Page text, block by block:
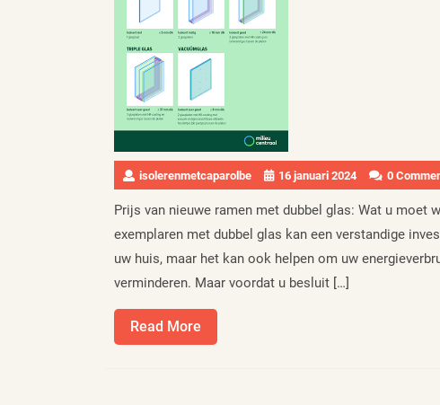
isolerenmetcaparolbe 16 januari 2024 0
Prijs van nieuwe ramen met dubbel glas: Wat u moet
exemplaren met dubbel glas kan een verstandige
uw huis, maar het kan ook helpen om uw
verminderen. Maar voordat u besluit […]
Read More
More